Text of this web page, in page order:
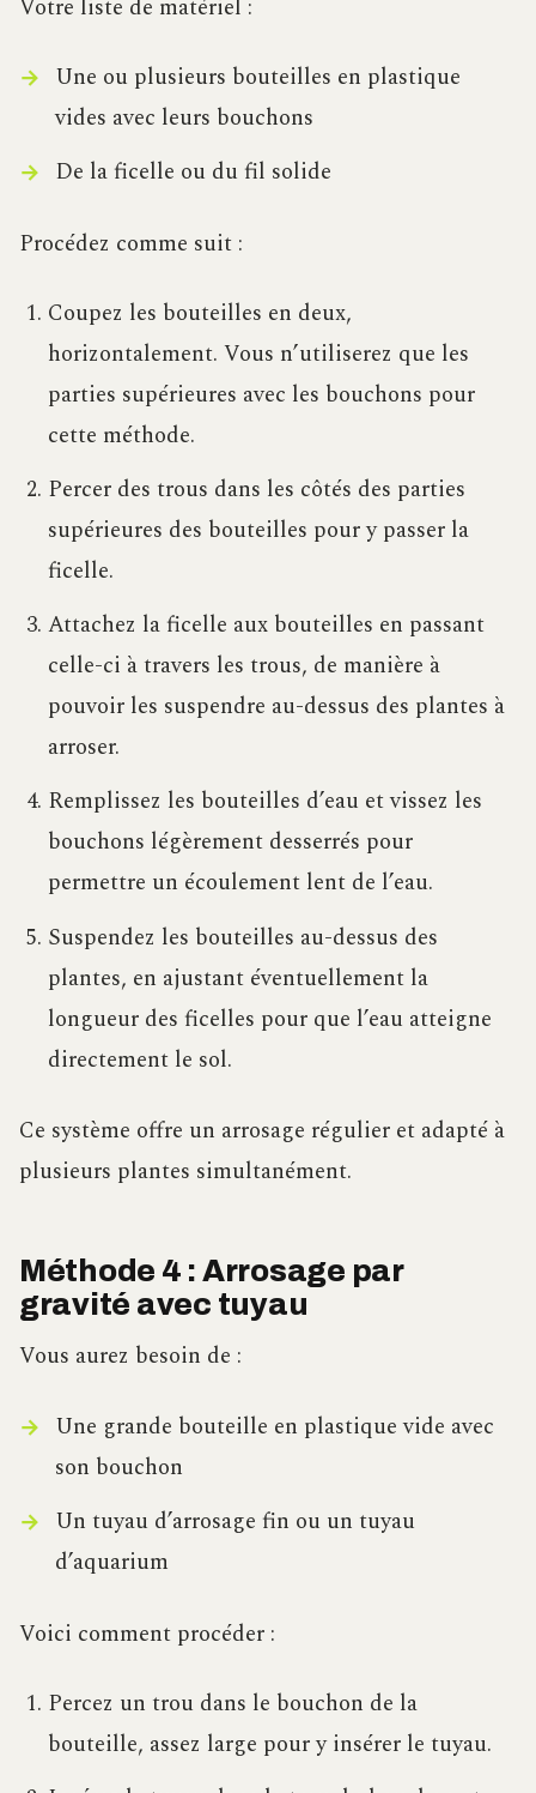
Votre liste de matériel :
Une ou plusieurs bouteilles en plastique
vides avec leurs bouchons
De la ficelle ou du fil solide
Procédez comme suit :
Coupez les bouteilles en deux,
horizontalement. Vous n’utiliserez que les
parties supérieures avec les bouchons pour
cette méthode.
Percer des trous dans les côtés des parties
supérieures des bouteilles pour y passer la
ficelle.
Attachez la ficelle aux bouteilles en passant
celle-ci à travers les trous, de manière à
pouvoir les suspendre au-dessus des plantes à
arroser.
Remplissez les bouteilles d’eau et vissez les
bouchons légèrement desserrés pour
permettre un écoulement lent de l’eau.
Suspendez les bouteilles au-dessus des
plantes, en ajustant éventuellement la
longueur des ficelles pour que l’eau atteigne
directement le sol.
Ce système offre un arrosage régulier et adapté à
plusieurs plantes simultanément.
Méthode 4 : Arrosage par
gravité avec tuyau
Vous aurez besoin de :
Une grande bouteille en plastique vide avec
son bouchon
Un tuyau d’arrosage fin ou un tuyau
d’aquarium
Voici comment procéder :
Percez un trou dans le bouchon de la
bouteille, assez large pour y insérer le tuyau.